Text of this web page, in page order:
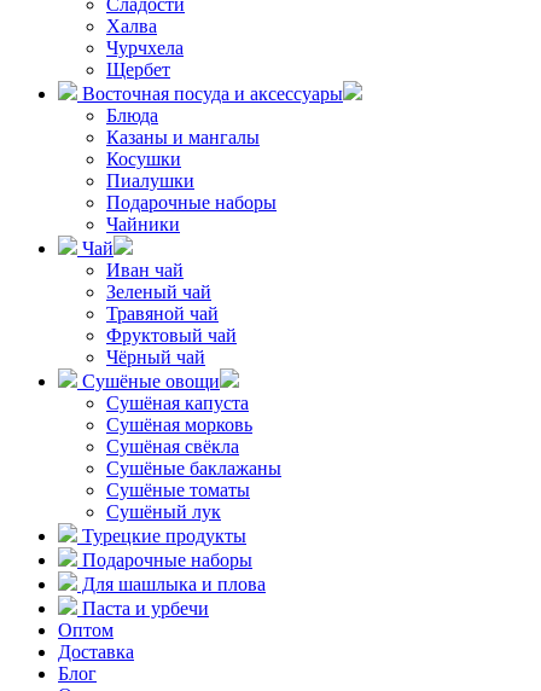
Сладости
Халва
Чурчхела
Щербет
Восточная посуда и аксессуары
Блюда
Казаны и мангалы
Косушки
Пиалушки
Подарочные наборы
Чайники
Чай
Иван чай
Зеленый чай
Травяной чай
Фруктовый чай
Чёрный чай
Сушёные овощи
Сушёная капуста
Сушёная морковь
Сушёная свёкла
Сушёные баклажаны
Сушёные томаты
Сушёный лук
Турецкие продукты
Подарочные наборы
Для шашлыка и плова
Паста и урбечи
Оптом
Доставка
Блог